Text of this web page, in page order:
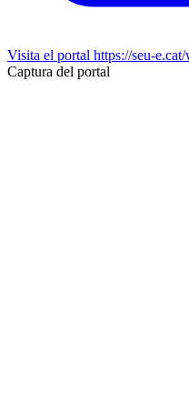
Visita el portal https://seu-
Captura del portal